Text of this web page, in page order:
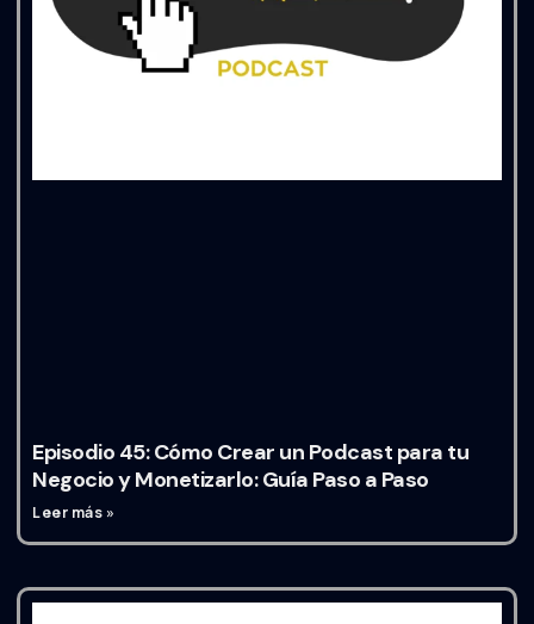
Episodio 45: Cómo Crear un Podcast para tu
Negocio y Monetizarlo: Guía Paso a Paso
Leer más »